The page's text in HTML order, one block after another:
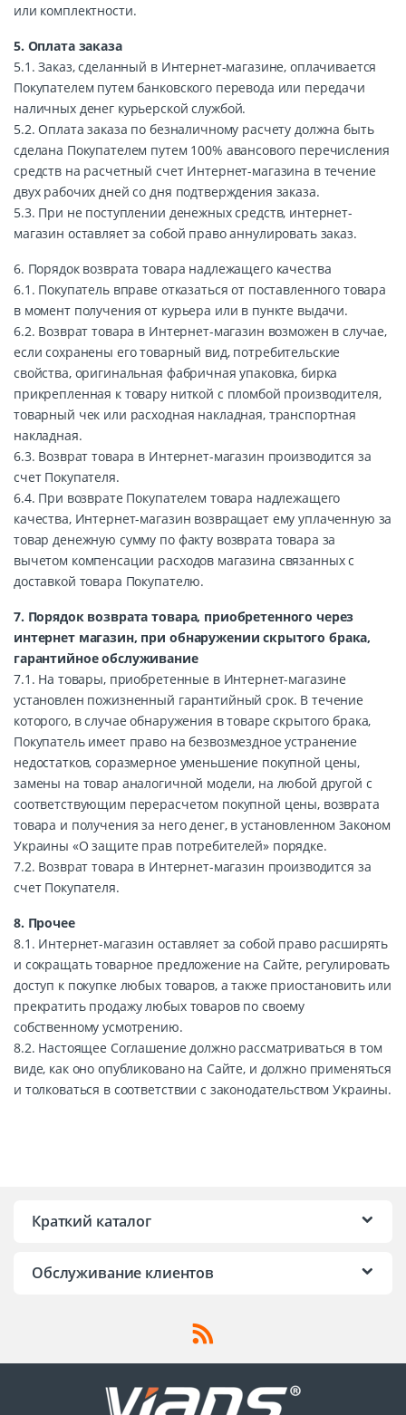
или комплектности.
5. Оплата заказа
5.1. Заказ, сделанный в Интернет-магазине, оплачивается
Покупателем путем банковского перевода или передачи
наличных денег курьерской службой.
5.2. Оплата заказа по безналичному расчету должна быть
сделана Покупателем путем 100% авансового перечисления
средств на расчетный счет Интернет-магазина в течение
двух рабочих дней со дня подтверждения заказа.
5.3. При не поступлении денежных средств, интернет-
магазин оставляет за собой право аннулировать заказ.
6. Порядок возврата товара надлежащего качества
6.1. Покупатель вправе отказаться от поставленного товара
в момент получения от курьера или в пункте выдачи.
6.2. Возврат товара в Интернет-магазин возможен в случае,
если сохранены его товарный вид, потребительские
свойства, оригинальная фабричная упаковка, бирка
прикрепленная к товару ниткой с пломбой производителя,
товарный чек или расходная накладная, транспортная
накладная.
6.3. Возврат товара в Интернет-магазин производится за
счет Покупателя.
6.4. При возврате Покупателем товара надлежащего
качества, Интернет-магазин возвращает ему уплаченную за
товар денежную сумму по факту возврата товара за
вычетом компенсации расходов магазина связанных с
доставкой товара Покупателю.
7. Порядок возврата товара, приобретенного через
интернет магазин, при обнаружении скрытого брака,
гарантийное обслуживание
7.1. На товары, приобретенные в Интернет-магазине
установлен пожизненный гарантийный срок. В течение
которого, в случае обнаружения в товаре скрытого брака,
Покупатель имеет право на безвозмездное устранение
недостатков, соразмерное уменьшение покупной цены,
замены на товар аналогичной модели, на любой другой с
соответствующим перерасчетом покупной цены, возврата
товара и получения за него денег, в установленном Законом
Украины «О защите прав потребителей» порядке.
7.2. Возврат товара в Интернет-магазин производится за
счет Покупателя.
8. Прочее
8.1. Интернет-магазин оставляет за собой право расширять
и сокращать товарное предложение на Сайте, регулировать
доступ к покупке любых товаров, а также приостановить или
прекратить продажу любых товаров по своему
собственному усмотрению.
8.2. Настоящее Соглашение должно рассматриваться в том
виде, как оно опубликовано на Сайте, и должно применяться
и толковаться в соответствии с законодательством Украины.
Краткий каталог
Обслуживание клиентов